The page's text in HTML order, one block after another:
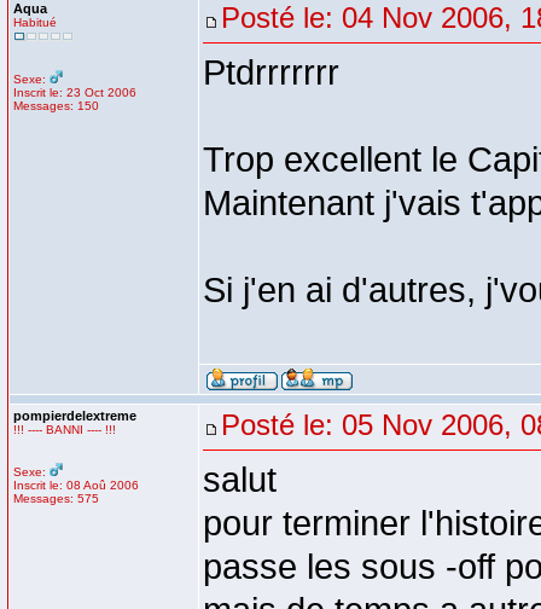
Aqua
Habitué
Sexe:
Inscrit le: 23 Oct 2006
Messages: 150
Posté le: 04 Nov 2006,
Ptdrrrrrrr
Trop excellent le
Maintenant j'vais
Si j'en ai d'autres,
pompierdelextreme
!!! ---- BANNI ---- !!!
Sexe:
Inscrit le: 08 Aoû 2006
Messages: 575
Posté le: 05 Nov 2006,
salut
pour terminer
passe les sous -off